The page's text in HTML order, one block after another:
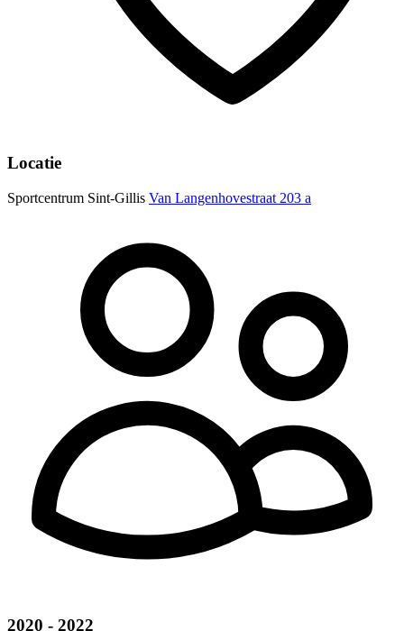
Locatie
Sportcentrum Sint-Gillis Van Langenhovestraat 203 a
2020 - 2022